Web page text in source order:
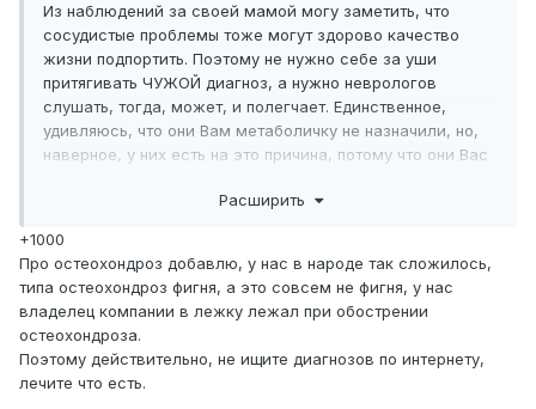
Из наблюдений за своей мамой могу заметить, что
сосудистые проблемы тоже могут здорово качество
жизни подпортить. Поэтому не нужно себе за уши
притягивать ЧУЖОЙ диагноз, а нужно неврологов
слушать, тогда, может, и полегчает. Единственное,
удивляюсь, что они Вам метаболичку не назначили, но,
наверное, у них есть на это причина, потому что они Вас
Расширить
+1000
Про остеохондроз добавлю, у нас в народе так сложилось,
типа остеохондроз фигня, а это совсем не фигня, у нас
владелец компании в лежку лежал при обострении
остеохондроза.
Поэтому действительно, не ищите диагнозов по интернету,
лечите что есть.